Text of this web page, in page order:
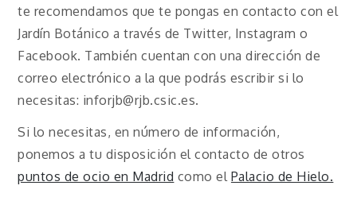
te recomendamos que te pongas en contacto con el
Jardín Botánico a través de Twitter, Instagram o
Facebook. También cuentan con una dirección de
correo electrónico a la que podrás escribir si lo
necesitas: inforjb@rjb.csic.es.
Si lo necesitas, en número de información,
ponemos a tu disposición el contacto de otros
puntos de ocio en Madrid como el Palacio de Hielo.